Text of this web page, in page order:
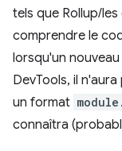
tels que Rollup/
comprendre le
lorsqu'un
DevTools, il
un format
connaîtra